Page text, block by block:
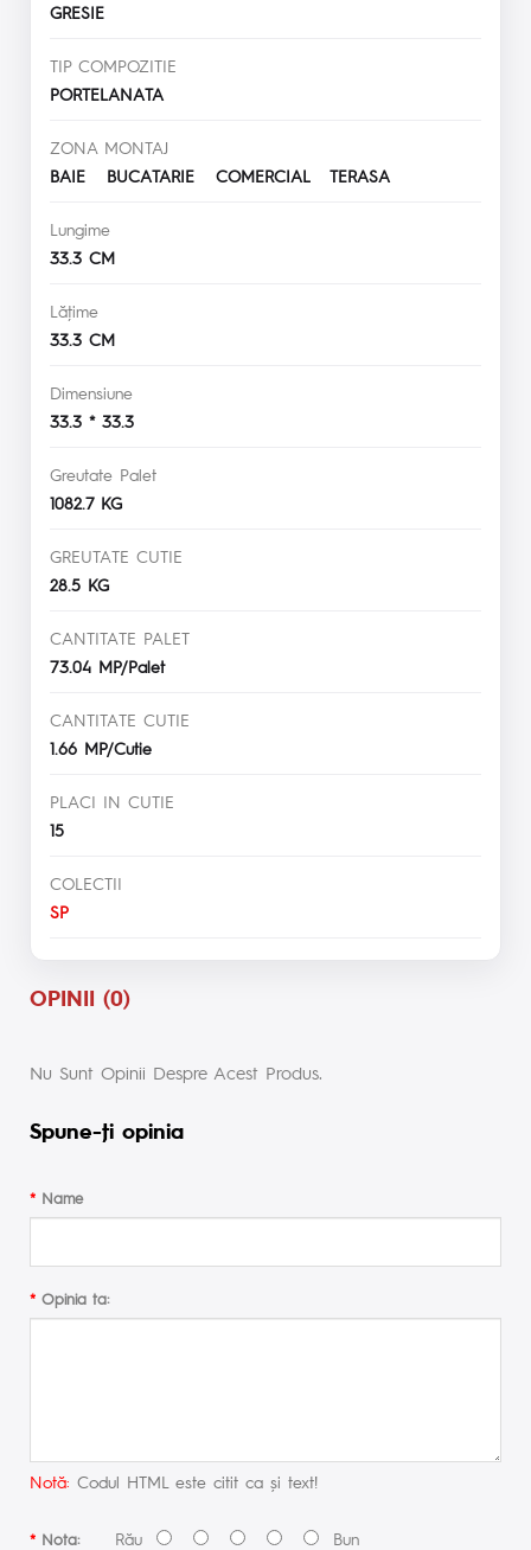
GRESIE
TIP COMPOZITIE
PORTELANATA
ZONA MONTAJ
BAIE BUCATARIE COMERCIAL TERASA
Lungime
33.3 CM
Lăţime
33.3 CM
Dimensiune
33.3 * 33.3
Greutate Palet
1082.7 KG
GREUTATE CUTIE
28.5 KG
CANTITATE PALET
73.04 MP/Palet
CANTITATE CUTIE
1.66 MP/Cutie
PLACI IN CUTIE
15
COLECTII
SP
OPINII (0)
Nu Sunt Opinii Despre Acest Produs.
Spune-ţi opinia
Name
Opinia ta:
Notă: Codul HTML este citit ca şi text!
Nota:Rău Bun